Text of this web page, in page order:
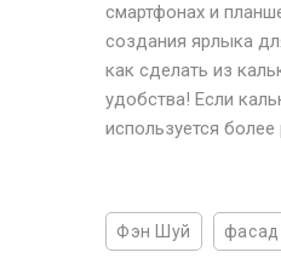
смартфонах и
создания ярлыка
как сделать из
удобства! Если
используется
Фэн Шуй фасад